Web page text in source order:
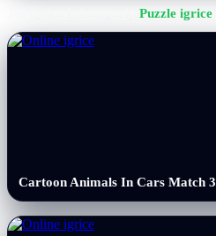
Puzzle igrice
Cartoon Animals In Cars Match 3